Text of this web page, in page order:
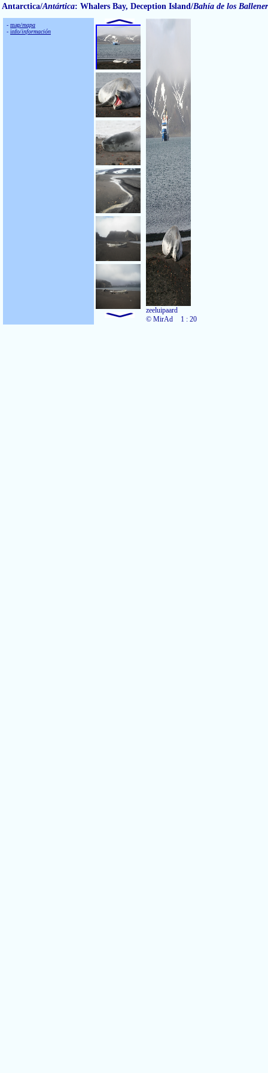
Antarctica/Antártica: Whalers Bay, Deception Island/Bahía de los
- map/mapa
- info/información
zeeluipaard
© MirAd
1 : 20